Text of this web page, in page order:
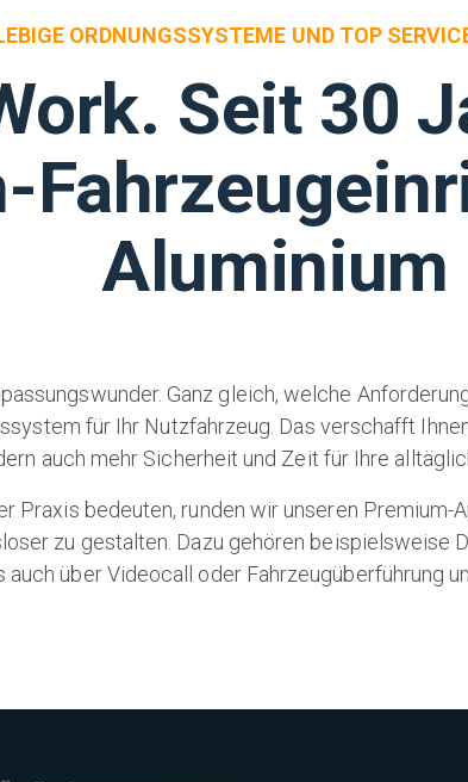
ORDNUNGSSYSTEME UND TOP
Seit 30
Aluminium
Ganz gleich, welche
für Ihr Nutzfahrzeug. Das verschafft
auch mehr Sicherheit und Zeit für Ihre
Praxis bedeuten, runden wir unseren Premium-
zu gestalten. Dazu gehören beispielsweise
auch über Videocall oder Fahrzeugüberführung